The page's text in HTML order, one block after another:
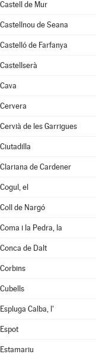
Castell de Mur
Castellnou de Seana
Castelló de Farfanya
Castellserà
Cava
Cervera
Cervià de les Garrigues
Ciutadilla
Clariana de Cardener
Cogul, el
Coll de Nargó
Coma i la Pedra, la
Conca de Dalt
Corbins
Cubells
Espluga Calba, l'
Espot
Estamariu